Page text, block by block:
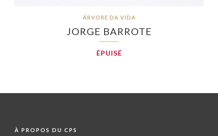
ÁRVORE DA VIDA
JORGE BARROTE
ÉPUISÉ
À PROPOS DU CPS